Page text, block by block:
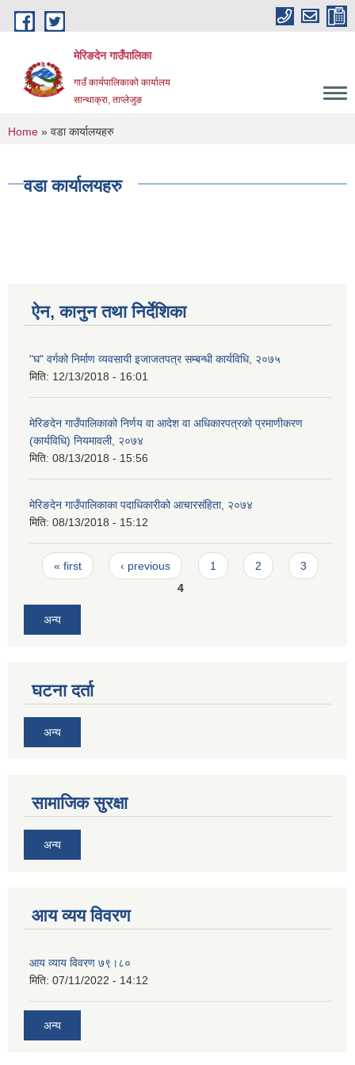
Skip to main content
मेरिङदेन गाउँपालिका
गाउँ कार्यपालिकाको कार्यालय
सान्थाक्रा, ताप्लेजुङ
You are here
Home » वडा कार्यालयहरु
वडा कार्यालयहरु
ऐन, कानुन तथा निर्देशिका
"घ" वर्गको निर्माण व्यवसायी इजाजतपत्र सम्बन्धी कार्यविधि, २०७५
मिति: 12/13/2018 - 16:01
मेरिङदेन गाउँपालिकाको निर्णय वा आदेश वा अधिकारपत्रको प्रमाणीकरण
(कार्यविधि) नियमावली, २०७४
मिति: 08/13/2018 - 15:56
मेरिङदेन गाउँपालिकाका पदाधिकारीको आचारसंहिता, २०७४
मिति: 08/13/2018 - 15:12
Pages
« first ‹ previous 1 2
3
4
अन्य
घटना दर्ता
अन्य
सामाजिक सुरक्षा
अन्य
आय व्यय विवरण
आय व्याय विवरण ७९।८०
मिति: 07/11/2022 - 14:12
अन्य